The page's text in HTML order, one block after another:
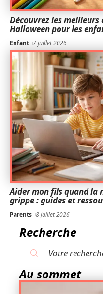
Découvrez les
Halloween pour les
Enfant 7 juillet 2026
Aider mon fils quand la
grippe : guides et
Parents 8 juillet 2026
Recherche
Au sommet